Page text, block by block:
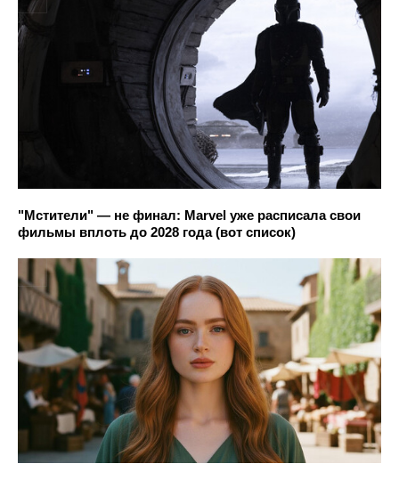
"Мстители" — не финал: Marvel уже расписала свои
фильмы вплоть до 2028 года (вот список)